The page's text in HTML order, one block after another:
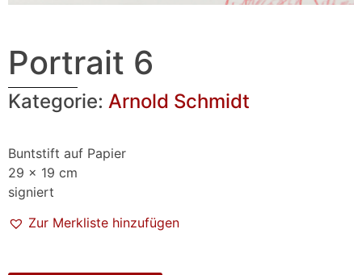
Portrait 6
Kategorie: Arnold Schmidt
Buntstift auf Papier
29 x 19 cm
signiert
Zur Merkliste hinzufügen